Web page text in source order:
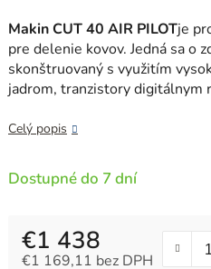
5,0
z
5
hviezdičiek.
Makin CUT 40 AIR PILOTje
pre delenie kovov. Jedná sa o
skonštruovaný s využitím
jadrom, tranzistory digitálnym
Celý popis
Dostupné do 7 dní
€1 438
€1 169,11 bez DPH